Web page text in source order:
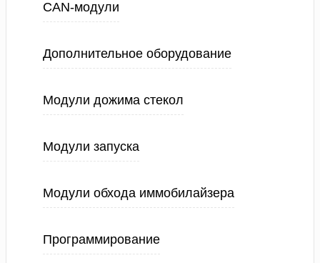
CAN-модули
Дополнительное оборудование
Модули дожима стекол
Модули запуска
Модули обхода иммобилайзера
Программирование